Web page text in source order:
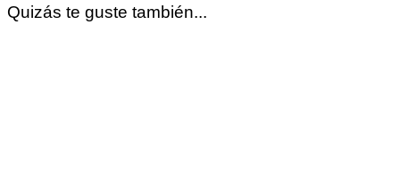
Quizás te guste también...